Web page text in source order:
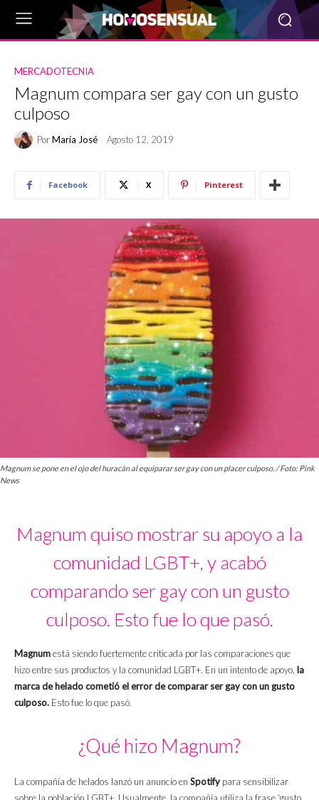
MERCADOTECNIA
Magnum compara ser gay con un gusto
culposo
PorMaría José Agosto 12, 2019
Facebook X Pinterest
Magnum se pone en el ojo del huracán al equiparar ser gay con un placer culposo. / Foto: Pink
News
Magnum quiso mostrar su apoyo a la
comunidad LGBT+, y acabó
comparando ser gay con un gusto
culposo. Esto fue lo que pasó.
Magnumestá siendo fuertemente criticada por las comparaciones que
hizo entre sus productos y la comunidad LGBT+. En un intento de apoyo, la
marca de helado cometió el error de comparar ser gay con un gusto
culposo. Esto fue lo que pasó.
¿Qué hizo Magnum?
La compañía de helados lanzó un anuncio en Spotify para sensibilizar